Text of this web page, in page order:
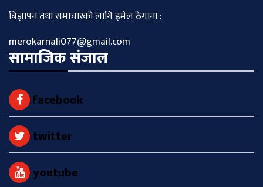
बिज्ञापन तथा समाचारकाे लागि इमेल ठेगाना :
merokarnali077@gmail.com
सामाजिक संजाल
facebook
twitter
youtube